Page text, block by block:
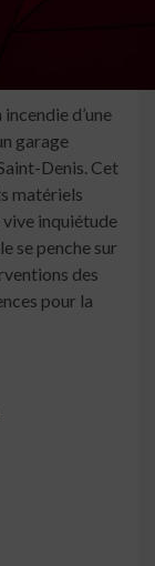
d’une
garage
Denis. Cet
matériels
vive inquiétude
se penche sur
des
pour la